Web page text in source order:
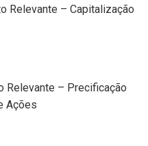
Relevante – Capitalização
Relevante – Precificação
Ações